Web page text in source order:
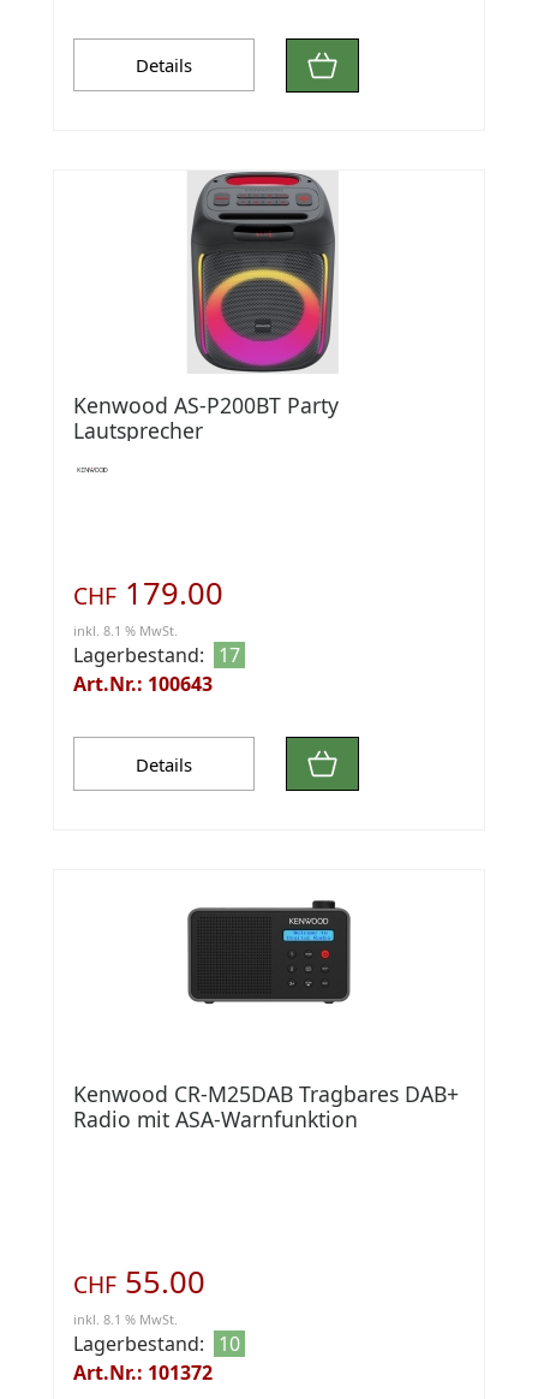
Details
Kenwood AS-P200BT Party
Lautsprecher
CHF 179.00
inkl. 8.1 % MwSt.
Lagerbestand:
17
Art.Nr.: 100643
Details
Kenwood CR-M25DAB Tragbares DAB+
Radio mit ASA-Warnfunktion
CHF 55.00
inkl. 8.1 % MwSt.
Lagerbestand:
10
Art.Nr.: 101372